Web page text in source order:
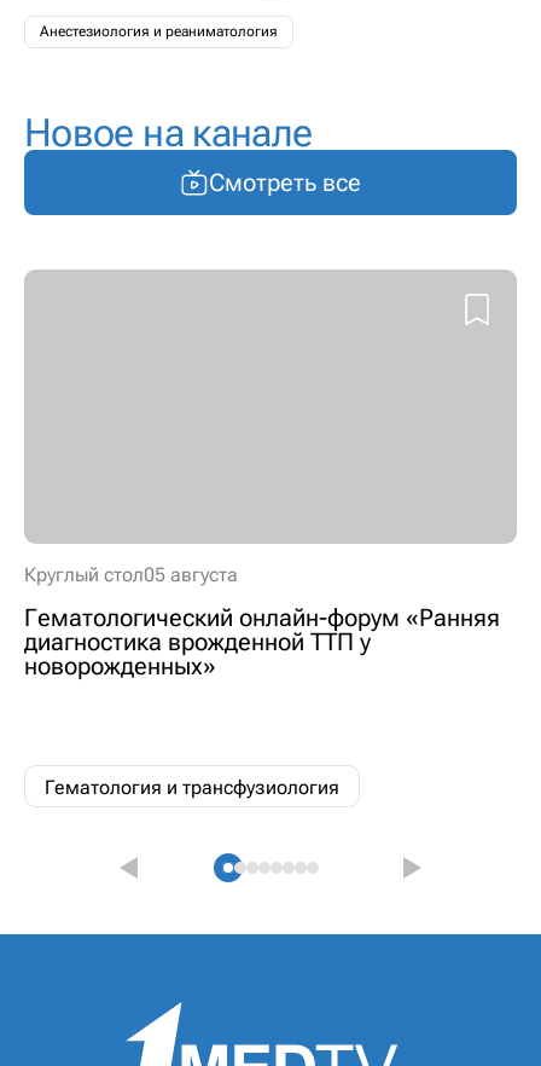
Анестезиология и реаниматология
Новое на канале
Смотреть все
Круглый стол05 августа
Гематологический онлайн-форум «Ранняя
диагностика врожденной ТТП у
новорожденных»
Гематология и трансфузиология